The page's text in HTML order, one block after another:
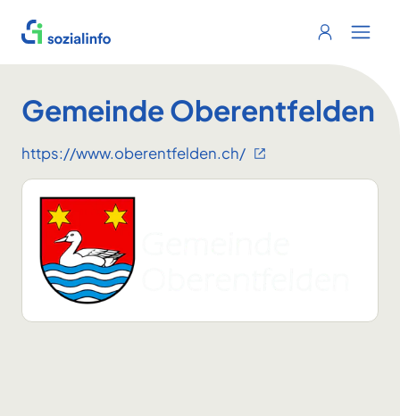
Sozialinfo
Login
Gemeinde Oberentfelden
https://www.oberentfelden.ch/